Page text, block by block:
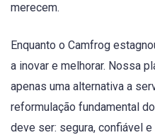
merecem.
Enquanto o Camfrog
a inovar e melhorar. Nossa
apenas uma alternativa a
reformulação fundamental
deve ser: segura, confiável